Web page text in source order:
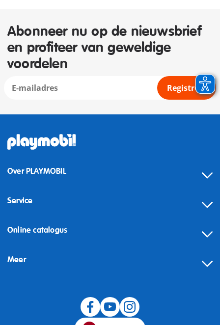
Abonneer nu op de nieuwsbrief
en profiteer van geweldige
voordelen
Registreer
Over PLAYMOBIL
Service
Online catalogus
Meer